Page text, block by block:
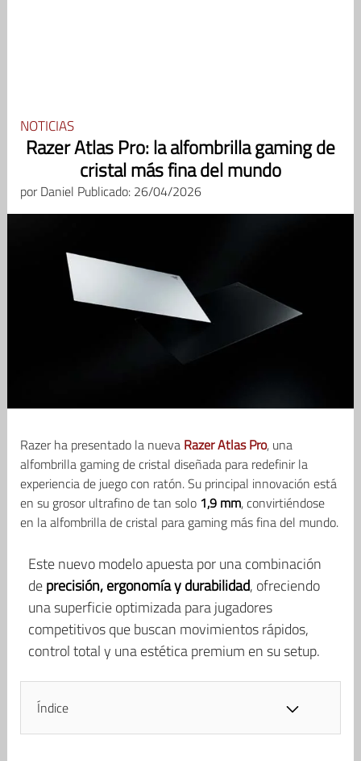
NOTICIAS
Razer Atlas Pro: la alfombrilla gaming de
cristal más fina del mundo
porDaniel Publicado: 26/04/2026
Razer ha presentado la nueva Razer Atlas Pro, una
alfombrilla gaming de cristal diseñada para redefinir la
experiencia de juego con ratón. Su principal innovación está
en su grosor ultrafino de tan solo 1,9 mm, convirtiéndose
en la alfombrilla de cristal para gaming más fina del mundo.
Este nuevo modelo apuesta por una combinación
deprecisión, ergonomía y durabilidad, ofreciendo
una superficie optimizada para jugadores
competitivos que buscan movimientos rápidos,
control total y una estética premium en su setup.
Índice